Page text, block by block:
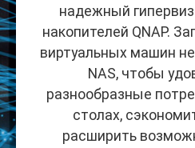
надежный
накопителей QNAP.
виртуальных машин
NAS, чтобы
разнообразные
столах,
расширить